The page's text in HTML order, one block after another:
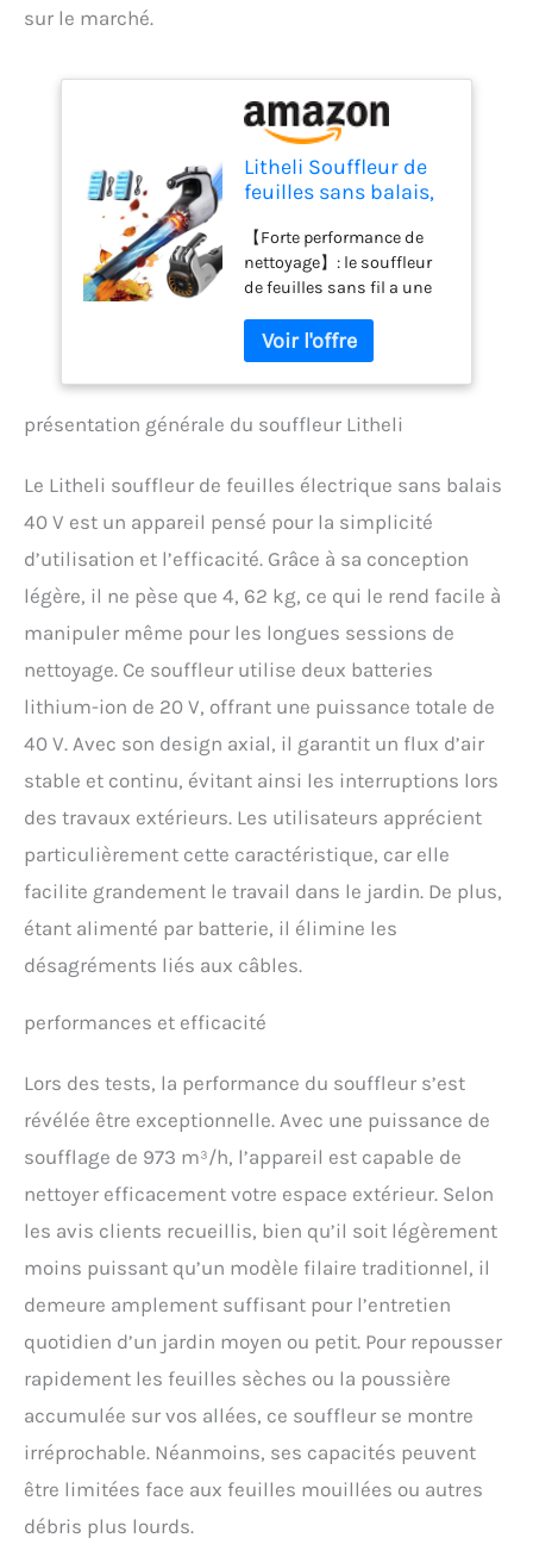
sur le marché.
Litheli Souffleur de
feuilles sans balais,
m³/min avec
turbocompresseur,
40 V (2 x 20 V) sans
fil pour souffler les
feuilles, la poussière,
la neige, les débris,
avec 2 batteries 4,0
Ah
【Forte performance de
nettoyage】: le souffleur
de feuilles sans fil a une
et un débit d'air de 15,83
m³/min. Le ventilateur
peut générer un puissant
flux d'air pour enlever les
feuilles sèches et
etc. ou séchez rapidement
votre voiture sans vous
baisser. 【Moteur sans
balais】 : le souffleur de
feuilles sans fil utilise un
puissant moteur sans
balais. Par rapport aux
moteurs à balais
sans balais sont plus
rentables en entretien,
puissants. Ils
garantissent des
et une durée de
fonctionnement plus
【Technologie de
turbocompresseur
souffleurs de jardin
pointe. En plus d'utiliser la
technologie de
turbocompresseur
conventionnelle dans le
moteur, une technologie
turbocompresseur est
également utilisée en
consomme moins
d'énergie tout en générant
d'air plus élevé pour
maximiser les
refroidisseur en forme de
nid d'abeille au fond
présentation générale du souffleur Litheli
Le Litheli souffleur de feuilles électrique sans balais
40 V est un appareil pensé pour la simplicité
d’utilisation et l’efficacité. Grâce à sa conception
légère, il ne pèse que 4, 62 kg, ce qui le rend facile à
manipuler même pour les longues sessions de
nettoyage. Ce souffleur utilise deux batteries
lithium-ion de 20 V, offrant une puissance totale de
40 V. Avec son design axial, il garantit un flux d’air
stable et continu, évitant ainsi les interruptions lors
des travaux extérieurs. Les utilisateurs apprécient
particulièrement cette caractéristique, car elle
facilite grandement le travail dans le jardin. De plus,
étant alimenté par batterie, il élimine les
désagréments liés aux câbles.
performances et efficacité
Lors des tests, la performance du souffleur s’est
révélée être exceptionnelle. Avec une puissance de
soufflage de 973 m³/h, l’appareil est capable de
nettoyer efficacement votre espace extérieur. Selon
les avis clients recueillis, bien qu’il soit légèrement
moins puissant qu’un modèle filaire traditionnel, il
demeure amplement suffisant pour l’entretien
quotidien d’un jardin moyen ou petit. Pour repousser
rapidement les feuilles sèches ou la poussière
accumulée sur vos allées, ce souffleur se montre
irréprochable. Néanmoins, ses capacités peuvent
être limitées face aux feuilles mouillées ou autres
débris plus lourds.